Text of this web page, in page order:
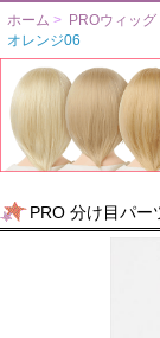
ホーム > PROウィッグ
オレンジ06
PRO 分け目パー